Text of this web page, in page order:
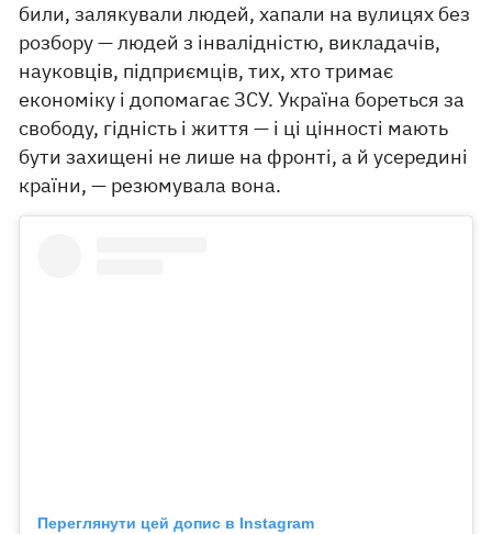
били, залякували людей, хапали на вулицях без
розбору — людей з інвалідністю, викладачів,
науковців, підприємців, тих, хто тримає
економіку і допомагає ЗСУ. Україна бореться за
свободу, гідність і життя — і ці цінності мають
бути захищені не лише на фронті, а й усередині
країни, — резюмувала вона.
Переглянути цей допис в Instagram